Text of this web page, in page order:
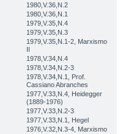
1980,V.36,N.2
1980,V.36,N.1
1979,V.35,N.4
1979,V.35,N.3
1979,V.35,N.1-2, Marxismo
II
1978,V.34,N.4
1978,V.34,N.2-3
1978,V.34,N.1, Prof.
Cassiano Abranches
1977,V.33,N.4, Heidegger
(1889-1976)
1977,V.33,N.2-3
1977,V.33,N.1, Hegel
1976,V.32,N.3-4, Marxismo